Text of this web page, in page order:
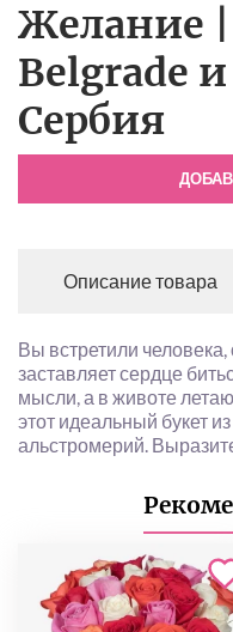
Желание |
Belgrade
Сербия
Описание товара
Вы встретили человека,
заставляет сердце
мысли, а в животе
этот идеальный букет
альстромерий.